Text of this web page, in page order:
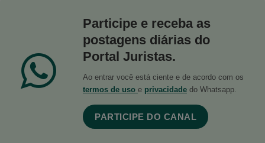
Participe e receba as
postagens diárias do
Portal Juristas.
Ao entrar você está ciente e de acordo com os
termos de uso e privacidade do Whatsapp.
PARTICIPE DO CANAL